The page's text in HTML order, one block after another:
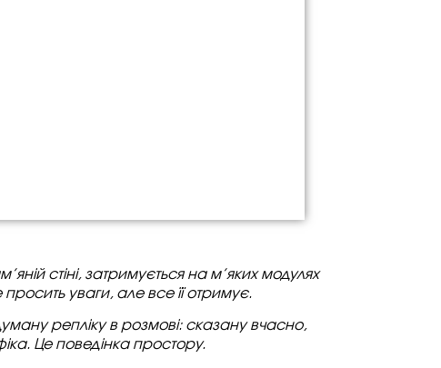
стіні, затримується на м’яких модулях
уваги, але все її отримує.
репліку в розмові: сказану вчасно,
Це поведінка простору.